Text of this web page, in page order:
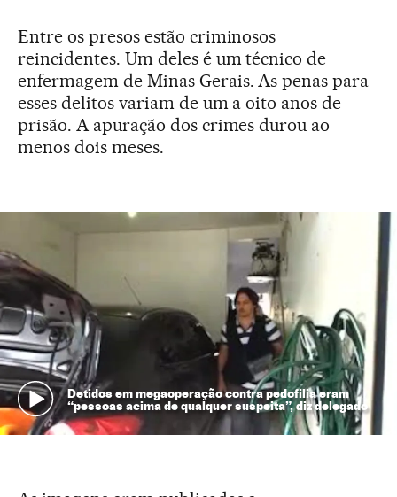
Entre os presos estão criminosos
reincidentes. Um deles é um técnico de
enfermagem de Minas Gerais. As penas para
esses delitos variam de um a oito anos de
prisão. A apuração dos crimes durou ao
menos dois meses.
Detidos em megaoperação contra pedofilia eram
“pessoas acima de qualquer suspeita”, diz delegado